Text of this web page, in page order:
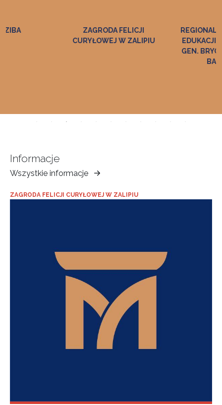
ZAGRODA FELICJI
CURYŁOWEJ W ZALIPIU
REGIONALNE CENTRUM
EDUKACJI O PAMIĘCI IM.
GEN. BRYG. ZDZISŁAWA
Informacje
Wszystkie informacje
Muzeum
Ziemi
Tarnowskiej
ZAGRODA FELICJI CURYŁOWEJ W ZALIPIU